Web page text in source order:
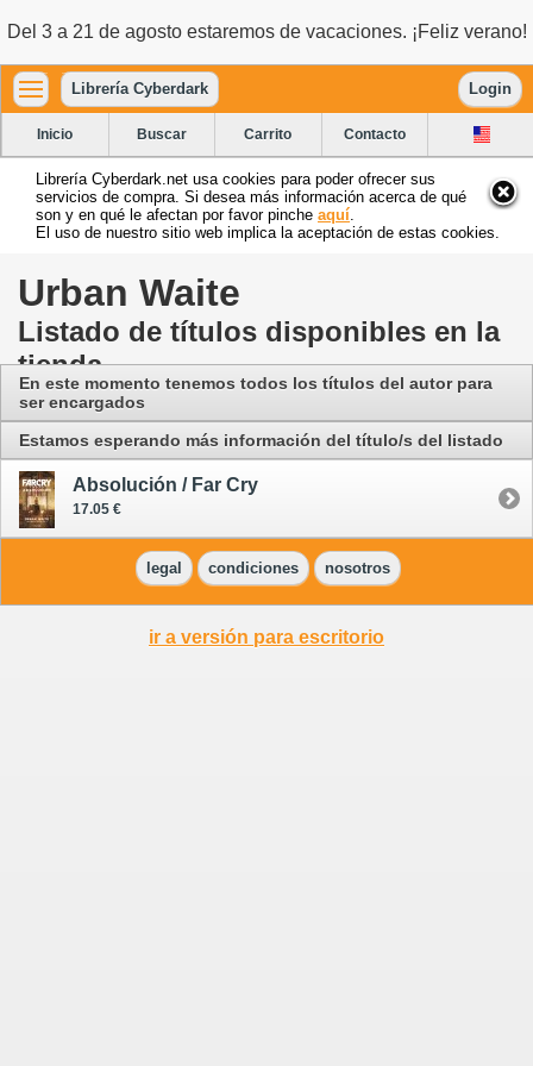
Del 3 a 21 de agosto estaremos de vacaciones. ¡Feliz verano!
Librería Cyberdark Login
Inicio Buscar Carrito Contacto
Librería Cyberdark.net usa cookies para poder ofrecer sus
servicios de compra. Si desea más información acerca de qué
son y en qué le afectan por favor pinche aquí
El uso de nuestro sitio web implica la aceptación de estas cookies.
Urban Waite
Listado de títulos disponibles en la
tienda
En este momento tenemos todos los títulos del autor para
ser encargados
Estamos esperando más información del título/s del listado
Absolución / Far Cry
17.05 €
legal condiciones nosotros
ir a versión para escritorio